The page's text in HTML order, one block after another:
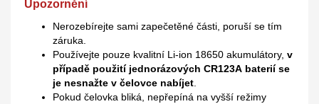
Upozornění
Nerozebírejte sami zapečetěné části, poruší se tím
záruka.
Používejte pouze kvalitní Li-ion 18650 akumulátory, v
případě použití jednorázových CR123A baterií se
je nesnažte v čelovce nabíjet.
Pokud čelovka bliká, nepřepíná na vyšší režimy